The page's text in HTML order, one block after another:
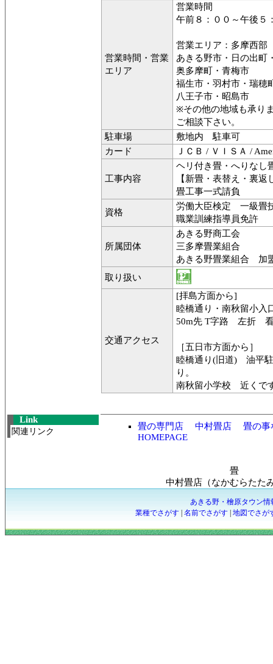
営業時間・営業
エリア
営業時間
午前８：００～午後５
営業エリア：多摩西部
あきる野市・日の出町
奥多摩町・青梅市
福生市・羽村市・瑞穂
八王子市・昭島市
※その他の地域も承り
ご相談下さい。
駐車場
敷地内 駐車可
カード
ＪＣＢ / ＶＩＳＡ /
工事内容
ヘリ付き畳・へりなし
【新畳・表替え・裏返
畳工事一式請負
資格
労働大臣検定 一級
職業訓練指導員免許
所属団体
あきる野商工会
三多摩畳業組合
あきる野畳業組合 加
取り扱い
交通アクセス
[拝島方面から]
睦橋通り・南秋留小入
50m先 T字路 左折 看
［五日市方面から］
睦橋通り(旧道) 油平
り。
南秋留小学校 近くで
Link
関連リンク
畳の専門店 中村畳店 畳の事
HOMEPAGE
畳
中村畳店（なかむらたた
あきる野・檜原タウン情
業種でさがす 名前でさがす 地図でさが